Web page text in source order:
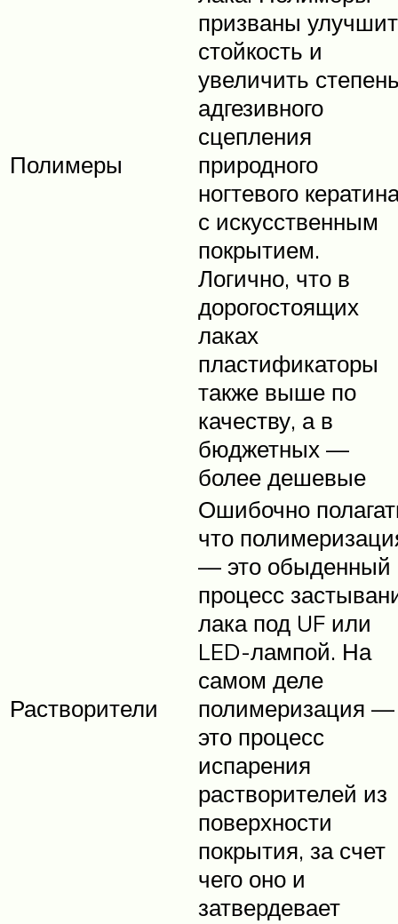
Полимеры
призваны
стойкость и
увеличить
адгезивного
сцепления
природного
ногтевого
с искусственным
покрытием.
Логично, что в
дорогостоящих
лаках
пластификаторы
также выше по
качеству, а в
бюджетных —
более дешевые
Растворители
Ошибочно
что
— это обыденный
процесс
лака под UF или
LED-лампой. На
самом деле
полимеризация —
это процесс
испарения
растворителей из
поверхности
покрытия, за счет
чего оно и
затвердевает